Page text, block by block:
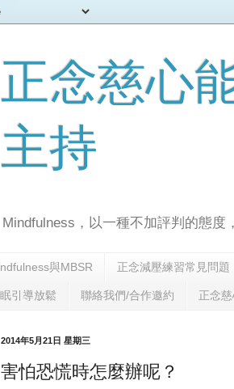
正念慈心
主持
Mindfulness，以一種不加評判的態
與MBSR 正念減壓練習常見問題
引導放鬆 聯絡我們/合作邀約 正念
2014年5月21日 星期三
害怕恐慌時怎麼辦呢？